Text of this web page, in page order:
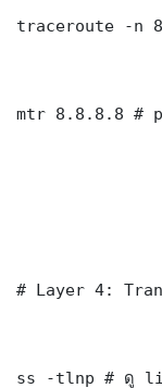
traceroute -n
mtr 8.8.8.8 #
# Layer 4:
ss -tlnp # ดู